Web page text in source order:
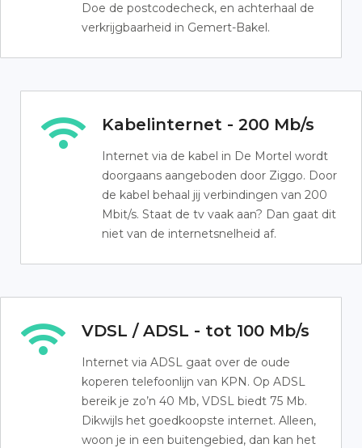
Doe de postcodecheck, en achterhaal de
verkrijgbaarheid in Gemert-Bakel.
Kabelinternet - 200 Mb/s
Internet via de kabel in De Mortel wordt
doorgaans aangeboden door Ziggo. Door
de kabel behaal jij verbindingen van 200
Mbit/s. Staat de tv vaak aan? Dan gaat dit
niet van de internetsnelheid af.
VDSL / ADSL - tot 100 Mb/s
Internet via ADSL gaat over de oude
koperen telefoonlijn van KPN. Op ADSL
bereik je zo’n 40 Mb, VDSL biedt 75 Mb.
Dikwijls het goedkoopste internet. Alleen,
woon je in een buitengebied, dan kan het